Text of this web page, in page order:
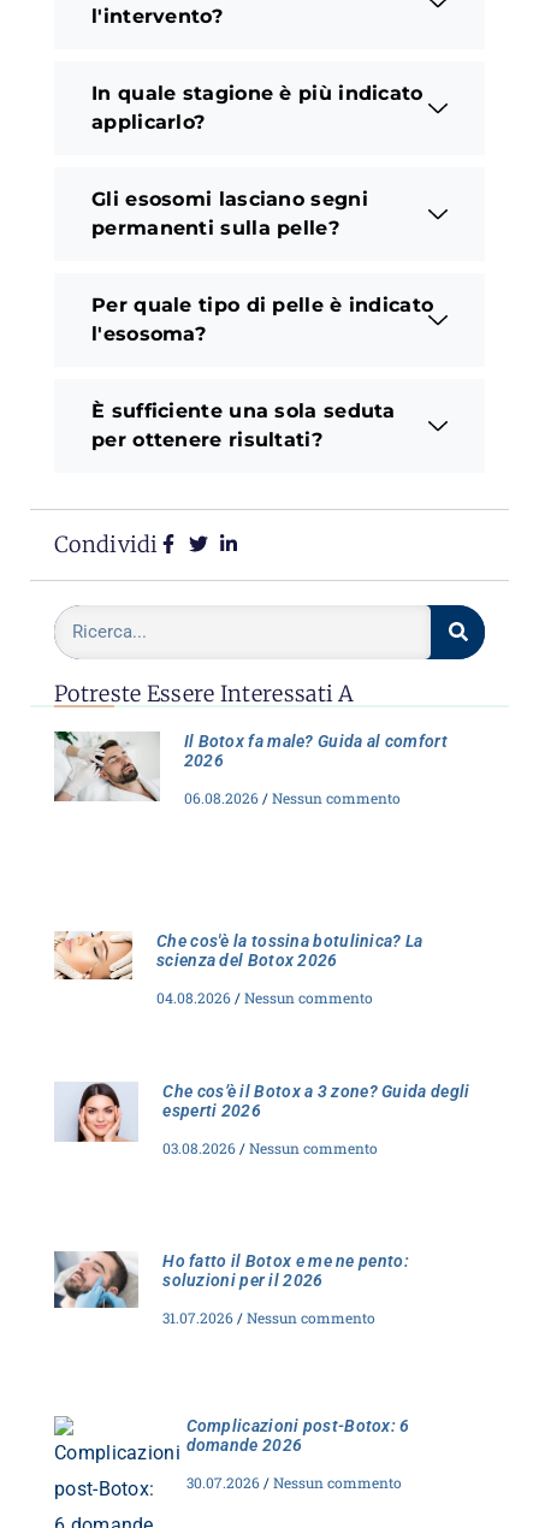
l'intervento?
In quale stagione è più indicato
applicarlo?
Gli esosomi lasciano segni
permanenti sulla pelle?
Per quale tipo di pelle è indicato
l'esosoma?
È sufficiente una sola seduta
per ottenere risultati?
Condividi
Potreste Essere Interessati A
Il Botox fa male? Guida al comfort
2026
06.08.2026 Nessun commento
Che cos'è la tossina botulinica? La
scienza del Botox 2026
04.08.2026 Nessun commento
Che cos’è il Botox a 3 zone? Guida degli
esperti 2026
03.08.2026 Nessun commento
Ho fatto il Botox e me ne pento:
soluzioni per il 2026
31.07.2026 Nessun commento
Complicazioni post-Botox: 6
domande 2026
30.07.2026 Nessun commento